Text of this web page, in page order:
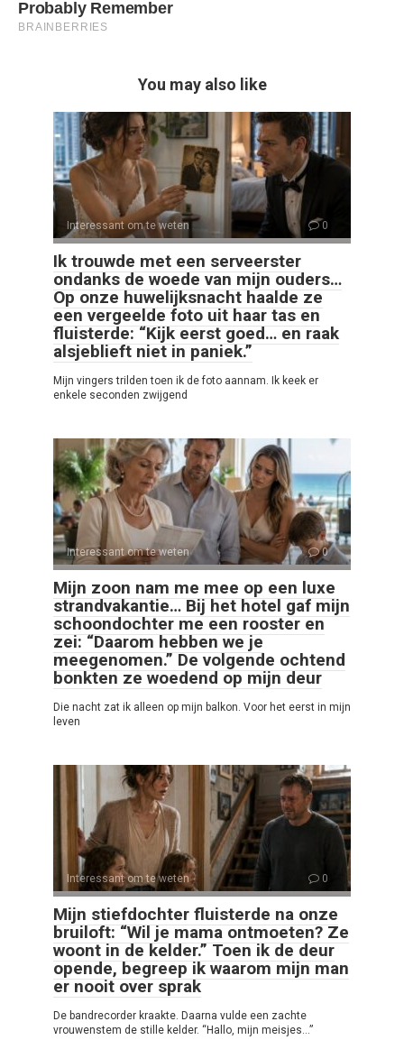
You may also like
Interessant om te weten 0
Ik trouwde met een serveerster
ondanks de woede van mijn ouders…
Op onze huwelijksnacht haalde ze
een vergeelde foto uit haar tas en
fluisterde: “Kijk eerst goed… en raak
alsjeblieft niet in paniek.”
Mijn vingers trilden toen ik de foto aannam. Ik keek er
enkele seconden zwijgend
Interessant om te weten 0
Mijn zoon nam me mee op een luxe
strandvakantie… Bij het hotel gaf mijn
schoondochter me een rooster en
zei: “Daarom hebben we je
meegenomen.” De volgende ochtend
bonkten ze woedend op mijn deur
Die nacht zat ik alleen op mijn balkon. Voor het eerst in mijn
leven
Interessant om te weten 0
Mijn stiefdochter fluisterde na onze
bruiloft: “Wil je mama ontmoeten? Ze
woont in de kelder.” Toen ik de deur
opende, begreep ik waarom mijn man
er nooit over sprak
De bandrecorder kraakte. Daarna vulde een zachte
vrouwenstem de stille kelder. “Hallo, mijn meisjes…”